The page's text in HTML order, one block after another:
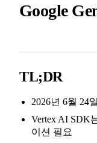
Google
TL;DR
2026년 6월 24일
Vertex AI SDK
이션 필요